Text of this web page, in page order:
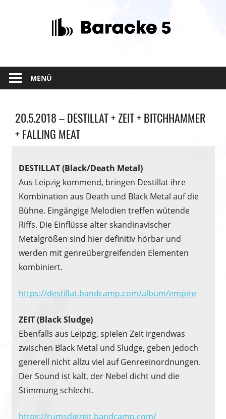
MENÜ
Allgemein
20.5.2018 – DESTILLAT + ZEIT + BITCHHAMMER
+ FALLING MEAT
DESTILLAT (Black/Death Metal)
Aus Leipzig kommend, bringen Destillat ihre
Kombination aus Death und Black Metal auf die
Bühne. Eingängige Melodien treffen wütende
Riffs. Die Einflüsse alter skandinavischer
Metalgrößen sind hier definitiv hörbar und
werden mit genreübergreifenden Elementen
kombiniert.
https://destillat.bandcamp.com/album/empire
ZEIT (Black Sludge)
Ebenfalls aus Leipzig, spielen Zeit irgendwas
zwischen Black Metal und Sludge, geben jedoch
generell nicht allzu viel auf Genreeinordnungen.
Der Sound ist kalt, der Nebel dicht und die
Stimmung schlecht.
https://rumsdiezeit.bandcamp.com/